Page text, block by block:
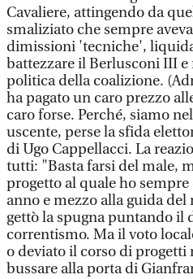
Cavaliere, attingendo da
smaliziato che sempre
dimissioni 'tecniche',
battezzare il Berlusconi III
politica della coalizione.
ha pagato un caro prezzo
caro forse. Perché, siamo
uscente, perse la sfida
di Ugo Cappellacci. La
tutti: "Basta farsi del male,
progetto al quale ho
anno e mezzo alla guida
gettò la spugna puntando il
correntismo. Ma il voto
o deviato il corso di progetti
bussare alla porta di